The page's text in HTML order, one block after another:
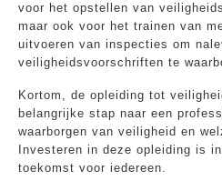
voor het opstellen van
maar ook voor het trainen van
uitvoeren van inspecties om
veiligheidsvoorschriften te
Kortom, de opleiding tot
belangrijke stap naar een
waarborgen van veiligheid en
Investeren in deze opleiding is
toekomst voor iedereen.